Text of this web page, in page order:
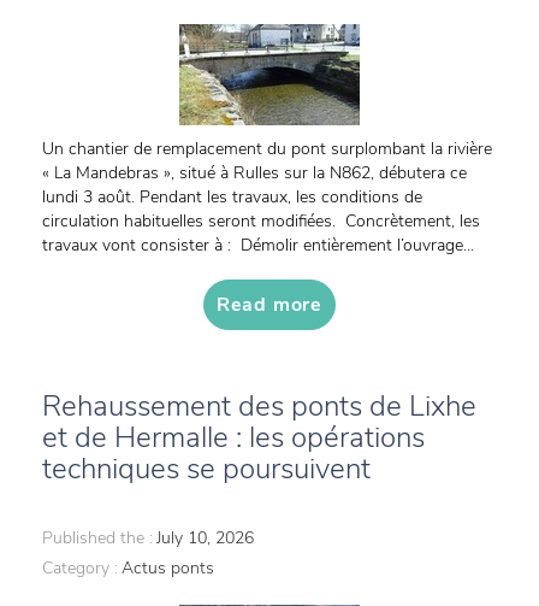
Un chantier de remplacement du pont surplombant la rivière
« La Mandebras », situé à Rulles sur la N862, débutera ce
lundi 3 août. Pendant les travaux, les conditions de
circulation habituelles seront modifiées. Concrètement, les
travaux vont consister à : Démolir entièrement l’ouvrage...
Read more
Rehaussement des ponts de Lixhe
et de Hermalle : les opérations
techniques se poursuivent
Published the : July 10, 2026
Category : Actus ponts